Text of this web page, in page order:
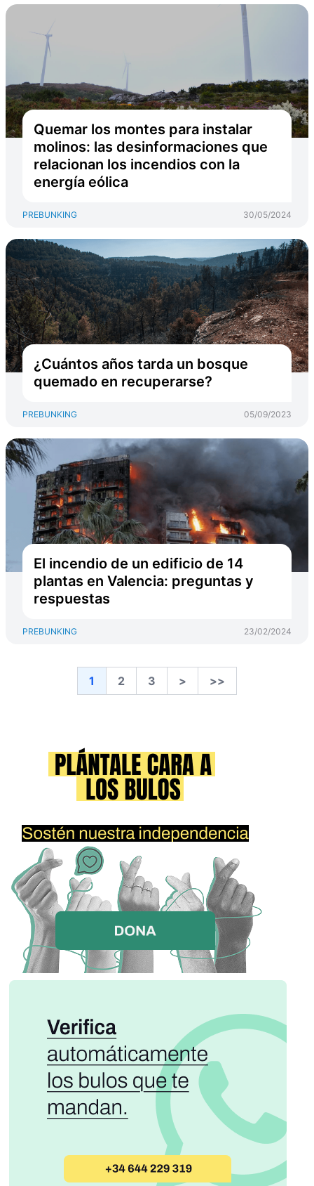
Quemar los montes para instalar
molinos: las desinformaciones que
relacionan los incendios con la
energía eólica
PREBUNKING 30/05/2024
¿Cuántos años tarda un bosque
quemado en recuperarse?
PREBUNKING 05/09/2023
El incendio de un edificio de 14
plantas en Valencia: preguntas y
respuestas
PREBUNKING 23/02/2024
1 2 3 > >>